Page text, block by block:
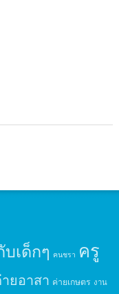
เด็กๆ คนชรา ครู
ยอาสา ค่ายเกษตร งาน